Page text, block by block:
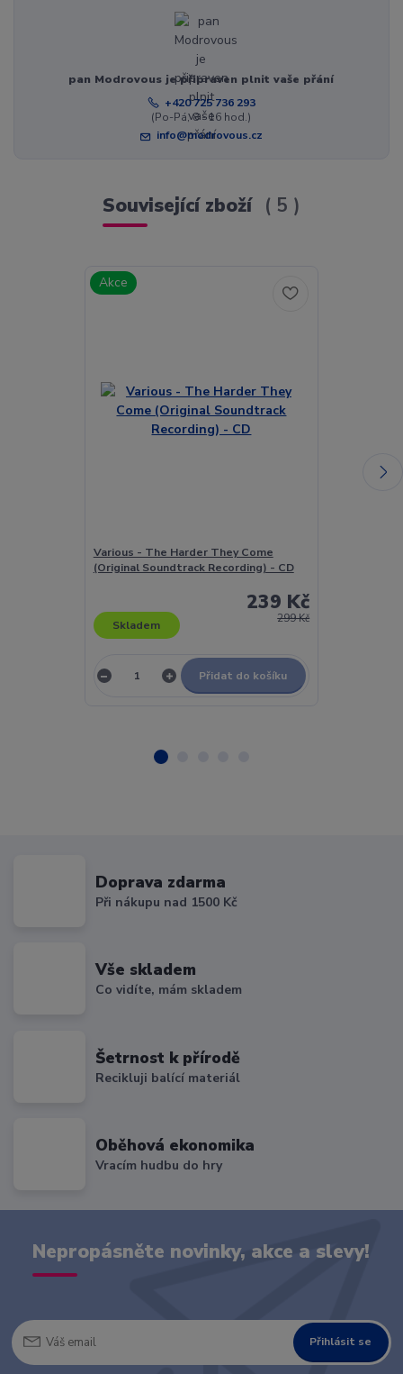
pan Modrovous je připraven plnit vaše přání
+420 725 736 293
(Po-Pá, 8 - 16 hod.)
info@modrovous.cz
Související zboží 5
Akce
Various - The Harder They Come
(Original Soundtrack Recording) - CD
299 Kč
239 Kč
Skladem
Přidat do košíku
Doprava zdarma
Při nákupu nad 1500 Kč
Vše skladem
Co vidíte, mám skladem
Šetrnost k přírodě
Recikluji balící materiál
Oběhová ekonomika
Vracím hudbu do hry
Nepropásněte novinky, akce a slevy!
Přihlásit se